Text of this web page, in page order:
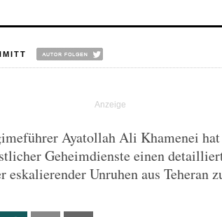
Ayatollah Ali Khamenei hat
Geheimdienste einen
Unruhen aus Teheran